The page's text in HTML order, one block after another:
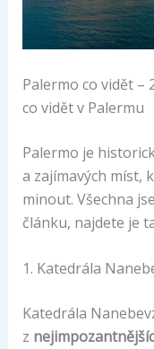
Palermo co vidět –
co vidět v Palermu
Palermo je
a zajímavých míst,
minout. Všechna
článku, najdete je
1. Katedrála
Katedrála
z